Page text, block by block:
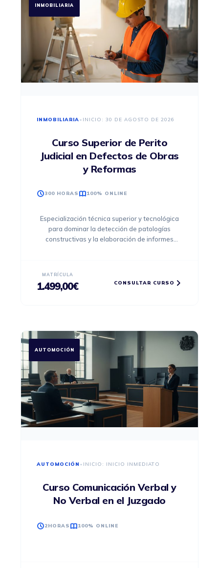
INMOBILIARIA
INMOBILIARIA• INICIO: 30 DE AGOSTO DE 2026
Curso Superior de Perito
Judicial en Defectos de Obras
y Reformas
300 HORAS 100% ONLINE
Especialización técnica superior y tecnológica
para dominar la detección de patologías
constructivas y la elaboración de informes
MATRÍCULA
1.499,00€ CONSULTAR CURSO
AUTOMOCIÓN
AUTOMOCIÓN • INICIO: INICIO INMEDIATO
Curso Comunicación Verbal y
No Verbal en el Juzgado
2HORAS 100% ONLINE